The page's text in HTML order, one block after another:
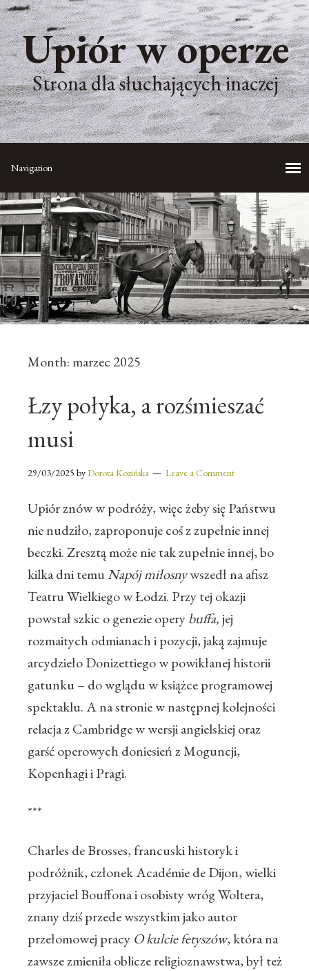
Upiór w operze
Strona dla słuchających inaczej
Month: marzec 2025
Łzy połyka, a rozśmieszać
musi
29/03/2025 byDorota Kozińska Leave a Comment
Upiór znów w podróży, więc żeby się Państwu
nie nudziło, zaproponuje coś z zupełnie innej
beczki. Zresztą może nie tak zupełnie innej, bo
kilka dni temuNapój miłosnywszedł na afisz
Teatru Wielkiego w Łodzi. Przy tej okazji
powstał szkic o genezie operybuffa,jej
rozmaitych odmianach i pozycji, jaką zajmuje
arcydzieło Donizettiego w powikłanej historii
gatunku – do wglądu w książce programowej
spektaklu. A na stronie w następnej kolejności
relacja z Cambridge w wersji angielskiej oraz
garść operowych doniesień z Moguncji,
Kopenhagi i Pragi.
***
Charles de Brosses, francuski historyk i
podróżnik, członek Académie de Dijon, wielki
przyjaciel Bouffona i osobisty wróg Woltera,
znany dziś przede wszystkim jako autor
przełomowej pracy O kulcie fetyszów, która na
zawsze zmieniła oblicze religioznawstwa, był też